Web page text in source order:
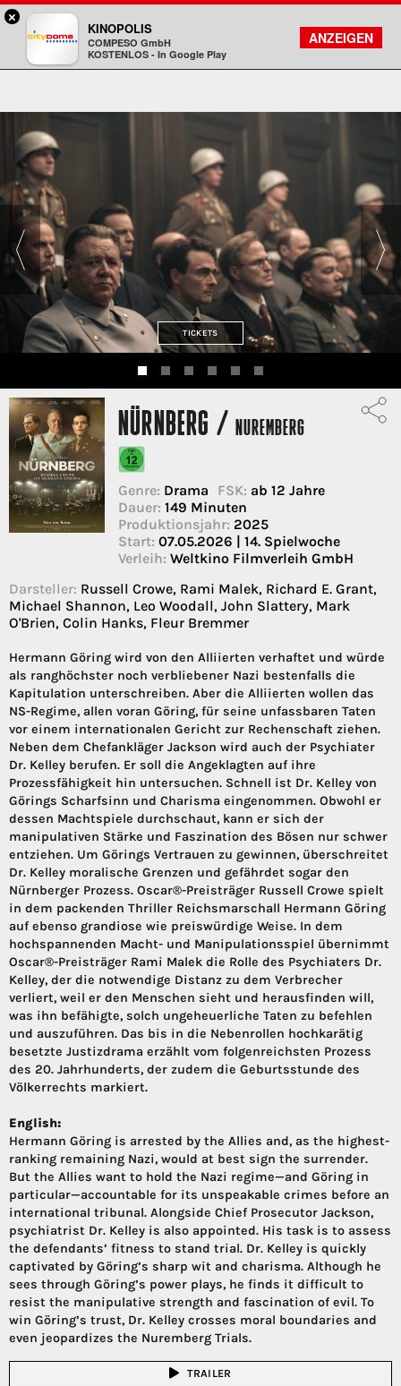
Kinopolis
FILMSUCHE
KONTO
TICKETS
NÜRNBERG / NUREMBERG
Genre: Drama FSK: ab 12 Jahre
Dauer: 149 Minuten
Produktionsjahr: 2025
Start: 07.05.2026 | 14. Spielwoche
Verleih: Weltkino Filmverleih GmbH
Darsteller: Russell Crowe, Rami Malek, Richard E. Grant,
Michael Shannon, Leo Woodall, John Slattery, Mark
O'Brien, Colin Hanks, Fleur Bremmer
Hermann Göring wird von den Alliierten verhaftet und würde
als ranghöchster noch verbliebener Nazi bestenfalls die
Kapitulation unterschreiben. Aber die Alliierten wollen das
NS-Regime, allen voran Göring, für seine unfassbaren Taten
vor einem internationalen Gericht zur Rechenschaft ziehen.
Neben dem Chefankläger Jackson wird auch der Psychiater
Dr. Kelley berufen. Er soll die Angeklagten auf ihre
Prozessfähigkeit hin untersuchen. Schnell ist Dr. Kelley von
Görings Scharfsinn und Charisma eingenommen. Obwohl er
dessen Machtspiele durchschaut, kann er sich der
manipulativen Stärke und Faszination des Bösen nur schwer
entziehen. Um Görings Vertrauen zu gewinnen, überschreitet
Dr. Kelley moralische Grenzen und gefährdet sogar den
Nürnberger Prozess. Oscar®-Preisträger Russell Crowe spielt
in dem packenden Thriller Reichsmarschall Hermann Göring
auf ebenso grandiose wie preiswürdige Weise. In dem
hochspannenden Macht- und Manipulationsspiel übernimmt
Oscar®-Preisträger Rami Malek die Rolle des Psychiaters Dr.
Kelley, der die notwendige Distanz zu dem Verbrecher
verliert, weil er den Menschen sieht und herausfinden will,
was ihn befähigte, solch ungeheuerliche Taten zu befehlen
und auszuführen. Das bis in die Nebenrollen hochkarätig
besetzte Justizdrama erzählt vom folgenreichsten Prozess
des 20. Jahrhunderts, der zudem die Geburtsstunde des
Völkerrechts markiert.
English:
Hermann Göring is arrested by the Allies and, as the highest-
ranking remaining Nazi, would at best sign the surrender.
But the Allies want to hold the Nazi regime—and Göring in
particular—accountable for its unspeakable crimes before an
international tribunal. Alongside Chief Prosecutor Jackson,
psychiatrist Dr. Kelley is also appointed. His task is to assess
the defendants’ fitness to stand trial. Dr. Kelley is quickly
captivated by Göring’s sharp wit and charisma. Although he
sees through Göring’s power plays, he finds it difficult to
resist the manipulative strength and fascination of evil. To
win Göring’s trust, Dr. Kelley crosses moral boundaries and
even jeopardizes the Nuremberg Trials.
TRAILER
×
KINOPOLIS
COMPESO GmbH
KOSTENLOS - In Google Play
ANZEIGEN